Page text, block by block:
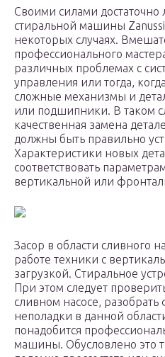
Своими силами достаточно
стиральной машины
некоторых случаях.
профессионального
различных проблемах с
управления или тогда,
сложные механизмы и
или подшипники. В таком
качественная замена
должны быть правильно
Характеристики новых
соответствовать
вертикальной или
Засор в области сливного
работе техники с
загрузкой. Стиральное
При этом следует
сливном насосе, разобрать
неполадки в данной
понадобится
машины. Обусловлено это